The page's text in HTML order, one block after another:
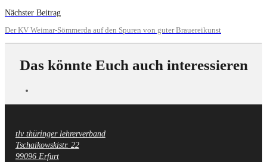
Nächster Beitrag
Der KV Weimar-Sömmerda auf den Spuren von guter Brauereikunst
Das könnte Euch auch interessieren
Fußzeile
tlv thüringer lehrerverband
Tschaikowskistr. 22
99096 Erfurt